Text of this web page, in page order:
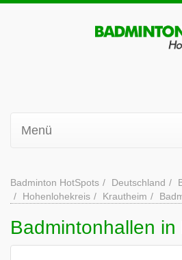
Menü
Badminton HotSpots Deutschland
Hohenlohekreis
Krautheim
Badmintonhallen in